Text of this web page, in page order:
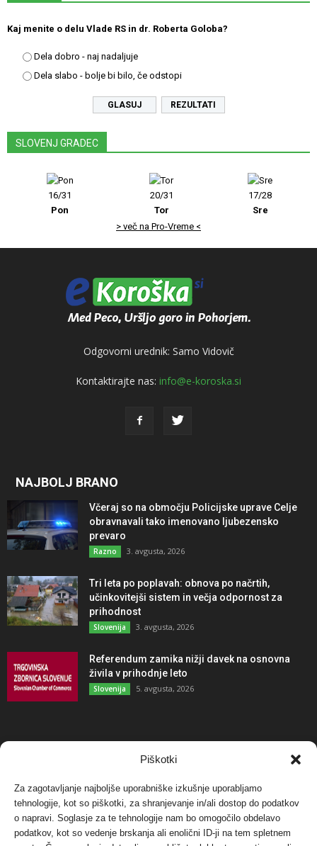
Piškotki
Za zagotavljanje najboljše uporabniške izkušnje uporabljamo
tehnologije, kot so piškotki, za shranjevanje in/ali dostop do podatkov
o napravi. Soglasje za te tehnologije nam bo omogočilo obdelavo
podatkov, kot so vedenje brskanja ali enolični ID-ji na tem spletnem
Kaj menite o delu Vlade RS in dr. Roberta Goloba?
Dela dobro - naj nadaljuje
Dela slabo - bolje bi bilo, če odstopi
REZULTATI
SLOVENJ GRADEC
16/31
Pon
20/31
Tor
17/28
Sre
> več na Pro-Vreme <
Odgovorni urednik: Samo Vidovič
Kontaktirajte nas: info@e-koroska.si
NAJBOLJ BRANO
Včeraj so na območju Policijske uprave Celje
obravnavali tako imenovano ljubezensko
prevaro
Razno 3. avgusta, 2026
Tri leta po poplavah: obnova po načrtih,
učinkovitejši sistem in večja odpornost za
prihodnost
Slovenija 3. avgusta, 2026
Referendum zamika nižji davek na osnovna
živila v prihodnje leto
Slovenija 5. avgusta, 2026
NAJBOLJ KOMENTIRANO
Protest proti vetrnim elektrarnam na Ojstrici, v
svetu pa vedno bolj...
Dogodki 12. maja, 2017